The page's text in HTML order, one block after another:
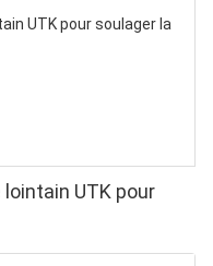
UTK pour